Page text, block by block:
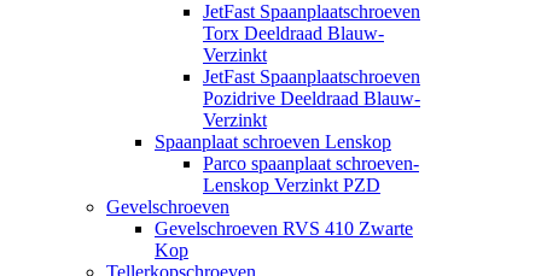
JetFast Spaanplaatschroeven
Torx Deeldraad Blauw-
Verzinkt
JetFast Spaanplaatschroeven
Pozidrive Deeldraad Blauw-
Verzinkt
Spaanplaat schroeven Lenskop
Parco spaanplaat schroeven-
Lenskop Verzinkt PZD
Gevelschroeven
Gevelschroeven RVS 410 Zwarte
Kop